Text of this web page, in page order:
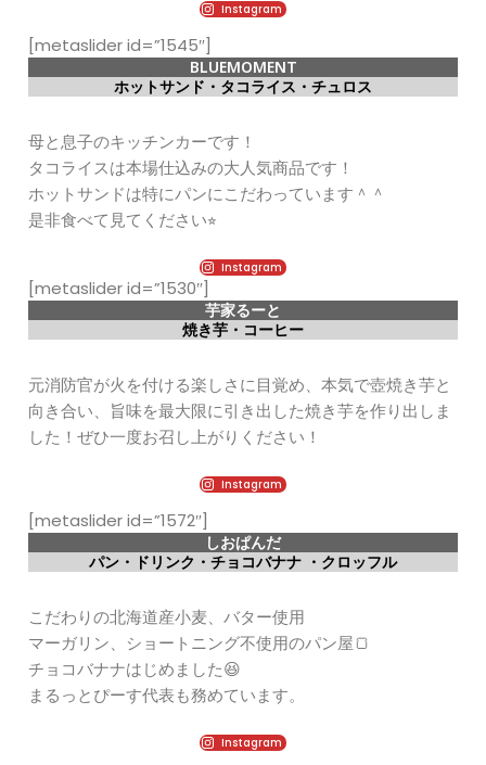
Instagram
[metaslider id=”1545″]
BLUEMOMENT
ホットサンド・タコライス・チュロス
母と息子のキッチンカーです！
タコライスは本場仕込みの大人気商品です！
ホットサンドは特にパンにこだわっています＾＾
是非食べて見てください⭐︎
Instagram
[metaslider id=”1530″]
芋家るーと
焼き芋・コーヒー
元消防官が火を付ける楽しさに目覚め、本気で壺焼き芋と
向き合い、旨味を最大限に引き出した焼き芋を作り出しま
した！ぜひ一度お召し上がりください！
Instagram
[metaslider id=”1572″]
しおぱんだ
パン・ドリンク・チョコバナナ ・クロッフル
こだわりの北海道産小麦、バター使用
マーガリン、ショートニング不使用のパン屋🍞
チョコバナナはじめました😆
まるっとぴーす代表も務めています。
Instagram